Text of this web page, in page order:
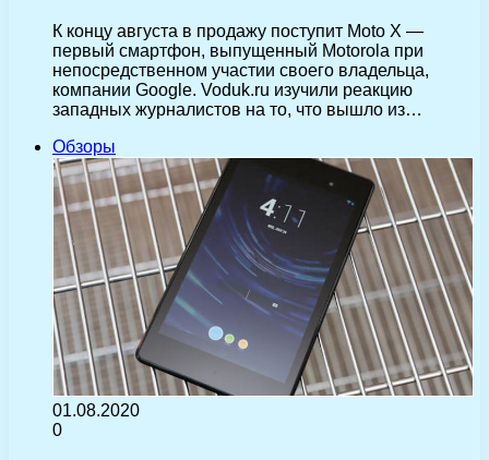
К концу августа в продажу поступит Moto X —
первый смартфон, выпущенный Motorola при
непосредственном участии своего владельца,
компании Google. Voduk.ru изучили реакцию
западных журналистов на то, что вышло из…
Обзоры
01.08.2020
0